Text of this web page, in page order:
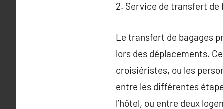
2. Service de transfert de
Le transfert de bagages
lors des déplacements.
croisiéristes, ou les
entre les différentes
l’hôtel, ou entre deux